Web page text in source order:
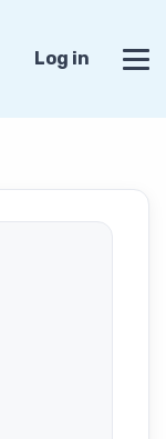
Log in